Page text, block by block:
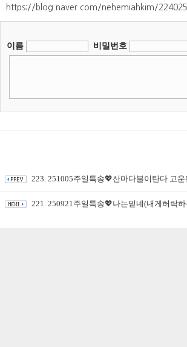
https://blog.naver.com/nehemiahkim/
이름 비밀번호
223. 251005주일특송💖산마다불이탄다 고
221. 250921주일특송💖나는믿네(내게허락